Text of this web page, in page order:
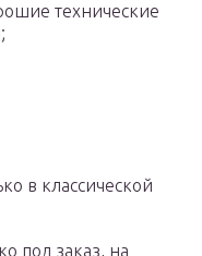
технические
в классической
под заказ, на